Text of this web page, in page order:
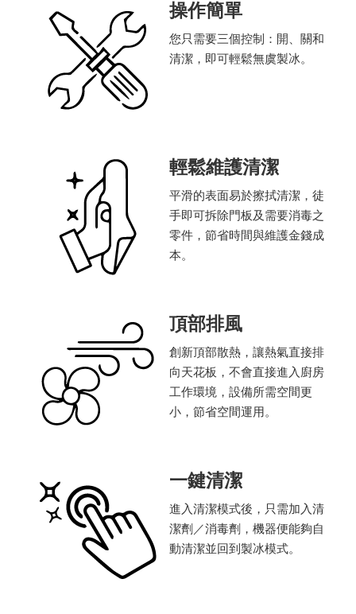
操作簡單
您只需要三個控制：開、關和
清潔，即可輕鬆無虞製冰。
輕鬆維護清潔
​平滑的表面易於擦拭清潔，徒
手即可拆除門板及需要消毒之
零件，節省時間與維護金錢成
本。
頂部排風
創新頂部散熱，讓熱氣直接排
向天花板，不會直接進入廚房
工作環境，設備所需空間更
小，節省空間運用。
一鍵清潔
進入清潔模式後，只需加入清
潔劑／消毒劑，機器便能夠自
動清潔並回到製冰模式。